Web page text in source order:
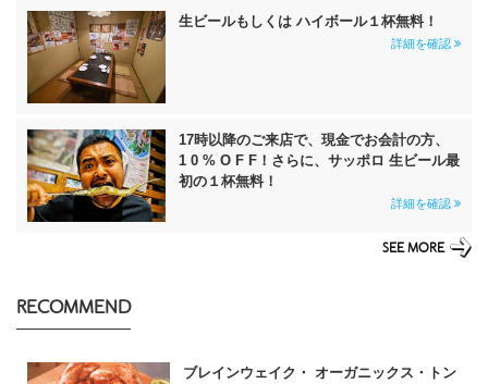
生ビールもしくは ハイボール１杯無料！
詳細を確認
17時以降のご来店で、現金でお会計の方、
1 0 % O F F！さらに、サッポロ 生ビール最
初の１杯無料！
詳細を確認
SEE MORE
RECOMMEND
ブレインウェイク・ オーガニックス・トン